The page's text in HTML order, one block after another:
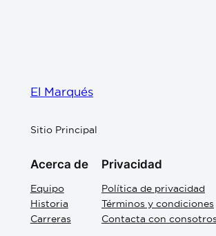
El Marqués
Sitio Principal
Acerca de
Equipo
Historia
Carreras
Privacidad
Política de privacidad
Términos y condiciones
Contacta con consotros